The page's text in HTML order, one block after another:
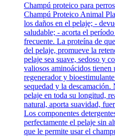
Champú proteico para perros
Champú Proteico Animal
los daños en el pelaje; -
saludable; - acorta el
frecuente. La proteína de
del pelaje, promueve la
pelaje sea suave, sedoso y
valiosos aminoácidos tienen
regenerador y
sequedad y la descamación.
pelaje en toda su longitud,
natural, aporta suavidad,
Los componentes
perfectamente el pelaje sin
que le permite usar el